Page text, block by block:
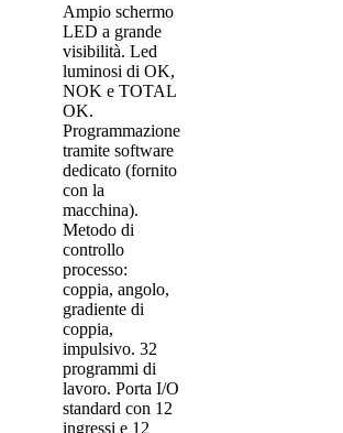
Ampio schermo
LED a grande
visibilità. Led
luminosi di OK,
NOK e TOTAL
OK.
Programmazione
tramite software
dedicato (fornito
con la
macchina).
Metodo di
controllo
processo:
coppia, angolo,
gradiente di
coppia,
impulsivo. 32
programmi di
lavoro. Porta I/O
standard con 12
ingressi e 12